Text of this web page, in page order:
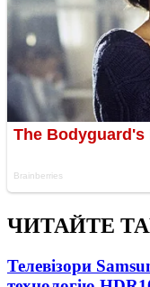
ЧИТАЙТЕ
Телевізори